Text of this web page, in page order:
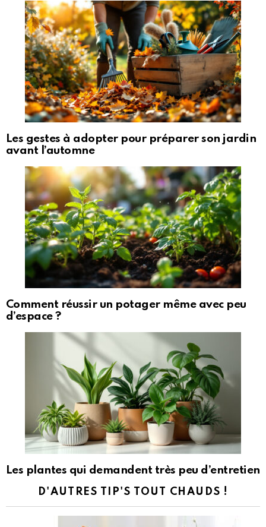
Les gestes à adopter pour préparer son jardin
avant l’automne
Comment réussir un potager même avec peu
d’espace ?
Les plantes qui demandent très peu d’entretien
D'AUTRES TIP'S TOUT CHAUDS !